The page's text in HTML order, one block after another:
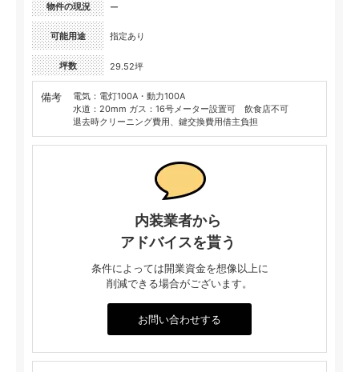
物件の現況 ー
可能用途 指定あり
坪数 29.52坪
備考
電気：電灯100A・動力100A
水道：20mm ガス：16号メーター設置可 飲食店不可
退去時クリーニング費用、鍵交換費用借主負担
内装業者から
アドバイスを貰う
条件によっては開業資金を想像以上に
削減できる場合がございます。
お問い合わせする